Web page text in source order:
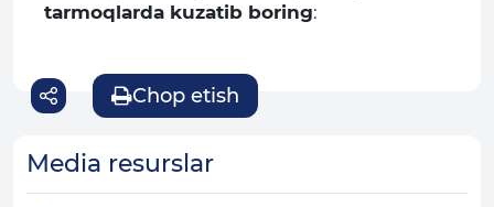
tarmoqlarda kuzatib boring:
Chop etish
Media resurslar